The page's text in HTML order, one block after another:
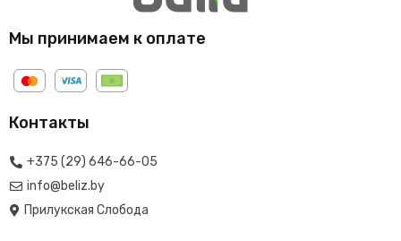
Мы принимаем к оплате
Контакты
+375 (29) 646-66-05
info@beliz.by
Прилукская Слобода